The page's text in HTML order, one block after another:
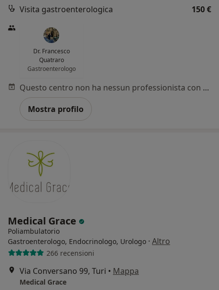
Visita gastroenterologica 150 €
Dr. Francesco
Quatraro
Gastroenterologo
Questo centro non ha nessun professionista con date disponibili
Mostra profilo
Medical Grace
Poliambulatorio
Gastroenterologo, Endocrinologo, Urologo · Altro
266 recensioni
Via Conversano 99, Turi • Mappa
Medical Grace